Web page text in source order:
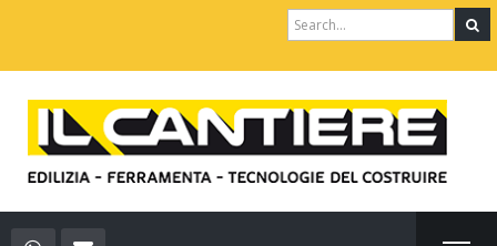
Search
for: